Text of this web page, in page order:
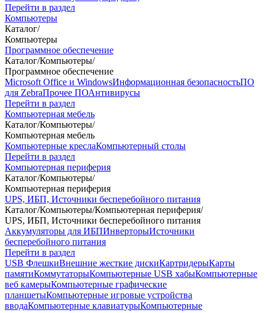
Перейти в раздел
Компьютеры
Каталог/
Компьютеры
Программное обеспечение
Каталог/Компьютеры/
Программное обеспечение
Microsoft Office и WindowsИнформационная безопасностьПО
для ZebraПрочее ПОАнтивирусы
Перейти в раздел
Компьютерная мебель
Каталог/Компьютеры/
Компьютерная мебель
Компьютерные креслаКомпьютерный столы
Перейти в раздел
Компьютерная периферия
Каталог/Компьютеры/
Компьютерная периферия
UPS, ИБП, Источники бесперебойного питания
Каталог/Компьютеры/Компьютерная периферия/
UPS, ИБП, Источники бесперебойного питания
Аккумуляторы для ИБПИнверторыИсточники
бесперебойного питания
Перейти в раздел
USB ФлешкиВнешние жесткие дискиКартридерыКарты
памятиКоммутаторыКомпьютерные USB хабыКомпьютерные
веб камерыКомпьютерные графические
планшетыКомпьютерные игровые устройства
вводаКомпьютерные клавиатурыКомпьютерные